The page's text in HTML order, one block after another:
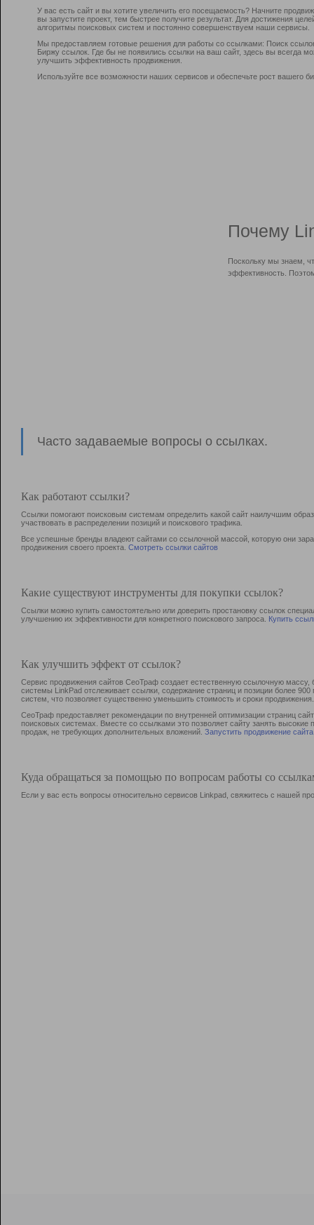
У вас есть сайт и вы хотите увеличить его посещаемость? Начните
вы запустите проект, тем быстрее получите результат. Для достижения
алгоритмы поисковых систем и постоянно совершенствуем наши сервисы.
Мы предоставляем готовые решения для работы со ссылками: Поиск
Биржу ссылок. Где бы не появились ссылки на ваш сайт, здесь вы всегда
улучшить эффективность продвижения.
Используйте все возможности наших сервисов и обеспечьте рост вашего
Почему
Поскольку мы знаем,
эффективность.
Часто задаваемые вопросы о ссылках.
Как работают ссылки?
Ссылки помогают поисковым системам определить какой сайт наилучшим
участвовать в раcпределении позиций и поискового трафика.
Все успешные бренды владеют сайтами со ссылочной массой, которую они
продвижения своего проекта. Смотреть ссылки сайтов
Какие существуют инструменты для покупки ссылок?
Ссылки можно купить самостоятельно или доверить простановку ссылок
улучшению их эффективности для конкретного поискового запроса. Купить
Как улучшить эффект от ссылок?
Сервис продвижения сайтов СеоТраф создает естественную ссылочную
системы LinkPad отслеживает ссылки, содержание страниц и позиции более
систем, что позволяет существенно уменьшить стоимость и сроки продвижения.
СеоТраф предоставляет рекомендации по внутренней оптимизации страниц
поисковых системах. Вместе со ссылками это позволяет сайту занять
продаж, не требующих дополнительных вложений. Запустить продвижение сайта
Куда обращаться за помощью по вопросам работы со
Если у вас есть вопросы относительно сервисов Linkpad, свяжитесь с нашей